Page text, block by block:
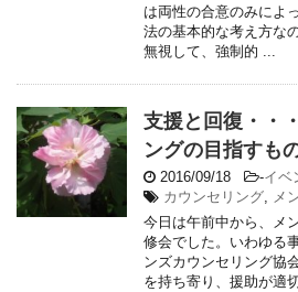
は両性の合意のみによ
法の基本的な考え方な
無視して、強制的 ...
支援と回復・・
ングの目指すも
2016/09/18 -イベ
カウンセリング, メ
今日は午前中から、メ
修会でした。いわゆる
ンズカウンセリング協
を持ち寄り、援助が適